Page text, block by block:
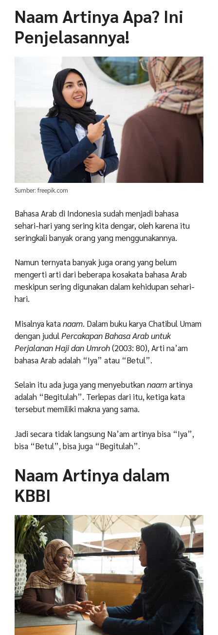
Naam Artinya Apa? Ini
Penjelasannya!
Sumber: freepik.com
Bahasa Arab di Indonesia sudah menjadi bahasa
sehari-hari yang sering kita dengar, oleh karena itu
seringkali banyak orang yang menggunakannya.
Namun ternyata banyak juga orang yang belum
mengerti arti dari beberapa kosakata bahasa Arab
meskipun sering digunakan dalam kehidupan sehari-
hari.
Misalnya katanaam. Dalam buku karya Chatibul Umam
dengan judulPercakapan Bahasa Arab untuk
Perjalanan Haji dan Umroh(2003: 80), Arti na’am
bahasa Arab adalah “Iya” atau “Betul”.
Selain itu ada juga yang menyebutkannaamartinya
adalah “Begitulah”. Terlepas dari itu, ketiga kata
tersebut memiliki makna yang sama.
Jadi secara tidak langsung Na’am artinya bisa “Iya”,
bisa “Betul”, bisa juga “Begitulah”.
Naam Artinya dalam
KBBI